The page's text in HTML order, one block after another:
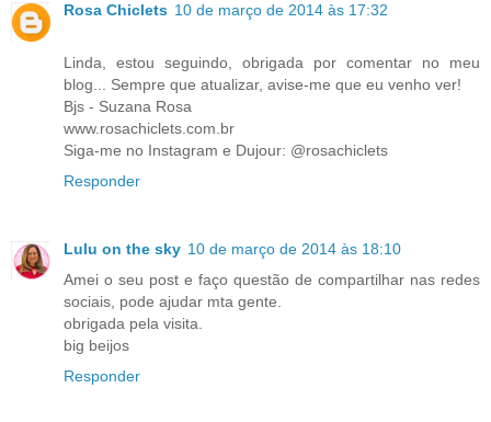
Rosa Chiclets 10 de março de 2014 às 17:32
Linda, estou seguindo, obrigada por comentar no meu
blog... Sempre que atualizar, avise-me que eu venho ver!
Bjs - Suzana Rosa
www.rosachiclets.com.br
Siga-me no Instagram e Dujour: @rosachiclets
Responder
Lulu on the sky 10 de março de 2014 às 18:10
Amei o seu post e faço questão de compartilhar nas redes
sociais, pode ajudar mta gente.
obrigada pela visita.
big beijos
Responder